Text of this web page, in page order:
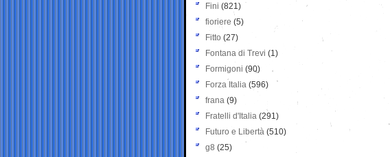
Fini (821)
fioriere (5)
Fitto (27)
Fontana di Trevi (1)
Formigoni (90)
Forza Italia (596)
frana (9)
Fratelli d'Italia (291)
Futuro e Libertà (510)
g8 (25)